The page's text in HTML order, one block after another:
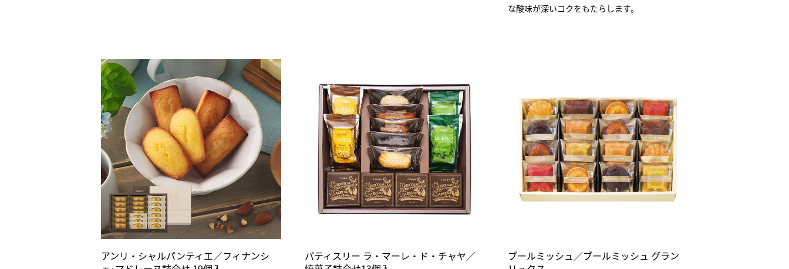
な酸味が深いコクをもたらします。
アンリ・シャルパンティエ／フィナンシ
パティスリー ラ・マーレ・ド・チャヤ／
ブールミッシュ／ブールミッシュ グラン